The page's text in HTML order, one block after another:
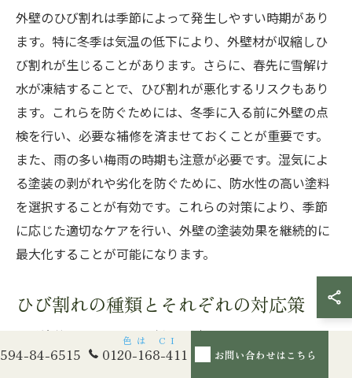
外壁のひび割れは季節によって発生しやすい時期があり
ます。特に冬季は気温の低下により、外壁材が収縮しひ
び割れが生じることがあります。さらに、春先に雪解け
水が凍結することで、ひび割れが悪化するリスクもあり
ます。これらを防ぐためには、冬季に入る前に外壁の点
検を行い、必要な補修を済ませておくことが重要です。
また、雨の多い梅雨の時期も注意が必要です。湿気によ
る塗装の剥がれや劣化を防ぐために、防水性の高い塗料
を選択することが有効です。これらの対策により、季節
に応じた適切なケアを行い、外壁の塗装効果を継続的に
最大化することが可能になります。
ひび割れの種類とそれぞれの対応策
外壁塗装において、ひび割れは避けたい問題の一つで
す。しかし、ひび割れにも様々な種類があり、それぞれ
84-6515 0120-168-411 お問い合わせはこちら